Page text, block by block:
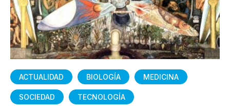
ACTUALIDAD BIOLOGÍA MEDICINA
SOCIEDAD TECNOLOGÍA